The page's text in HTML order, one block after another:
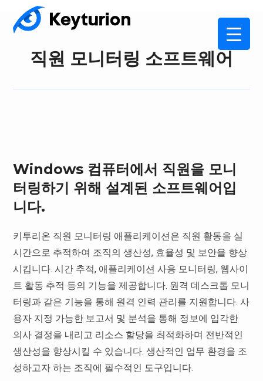
직원 모니터링 소프트웨어
Windows 컴퓨터에서 직원을 모니
터링하기 위해 설계된 소프트웨어입
니다.
키투리온 직원 모니터링 애플리케이션은 직원 활동을 실
시간으로 추적하여 조직의 생산성, 효율성 및 보안을 향상
시킵니다. 시간 추적, 애플리케이션 사용 모니터링, 웹사이
트 활동 추적 등의 기능을 제공합니다. 원격 데스크톱 모니
터링과 같은 기능을 통해 원격 인력 관리를 지원합니다. 사
용자 지정 가능한 보고서 및 분석을 통해 정보에 입각한
의사 결정을 내리고 리소스 할당을 최적화하며 전반적인
생산성을 향상시킬 수 있습니다. 생산적인 업무 환경을 조
성하고자 하는 조직에 필수적인 도구입니다.